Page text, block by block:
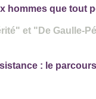
hommes que tout
et "De Gaulle-
: le